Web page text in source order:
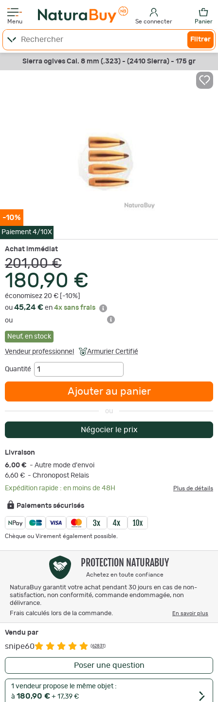
Menu Se connecter Panier
Filtrer
Sierra ogives Cal. 8 mm (.323) - (2410 Sierra) - 175 gr
-10%
Paiement 4/10X
Achat immédiat
201,00 €
180,90 €
économisez 20 € [-10%]
ou 45,24 € en 4x sans frais
ou
Neuf, en stock
Vendeur professionnel Armurier Certifié
Quantité
Ajouter au panier
ou
Négocier le prix
Livraison
6,00 € - Autre mode d'envoi
6,60 € - Chronopost Relais
Expédition rapide : en moins de 48H
Plus de détails
Paiements sécurisés
Chèque ou Virement également possible.
PROTECTION NATURABUY
Achetez en toute confiance
NaturaBuy garantit votre achat pendant 30 jours en cas de non-
satisfaction, non conformité, commande endommagée, non
délivrance.
Frais calculés lors de la commande.
En savoir plus
Vendu par
snipe60 (62831)
Poser une question
1 vendeur propose le même objet :
à 180,90 € + 17,39 €